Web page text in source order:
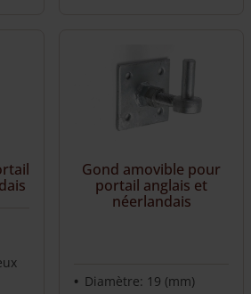
Gond amovible pour
portail anglais et
néerlandais
Diamètre: 19 (mm)